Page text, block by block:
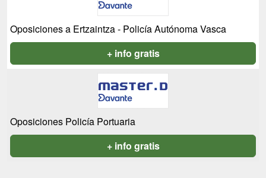
Oposiciones a Ertzaintza - Policía Autónoma Vasca
+ info gratis
Oposiciones Policía Portuaria
+ info gratis